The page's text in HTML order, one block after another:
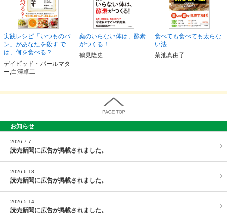
実践レシピ「いつものパ
ン」があなたを殺す で
は、何を食べる？
デイビッド・パールマタ
ー,白澤卓二
薬のいらない体は、酵素
がつくる！
鶴見隆史
食べても食べても太らな
い法
菊池真由子
お知らせ
2026.7.7
読売新聞に広告が掲載されました。
2026.6.18
読売新聞に広告が掲載されました。
2026.5.14
読売新聞に広告が掲載されました。
PAGE TOP